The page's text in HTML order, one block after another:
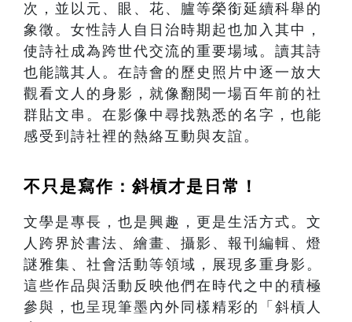
次，並以元、眼、花、臚等榮銜延續科舉的
象徵。女性詩人自日治時期起也加入其中，
使詩社成為跨世代交流的重要場域。讀其詩
也能識其人。在詩會的歷史照片中逐一放大
觀看文人的身影，就像翻閱一場百年前的社
群貼文串。在影像中尋找熟悉的名字，也能
感受到詩社裡的熱絡互動與友誼。
不只是寫作：斜槓才是日常！
文學是專長，也是興趣，更是生活方式。文
人跨界於書法、繪畫、攝影、報刊編輯、燈
謎雅集、社會活動等領域，展現多重身影。
這些作品與活動反映他們在時代之中的積極
參與，也呈現筆墨內外同樣精彩的「斜槓人